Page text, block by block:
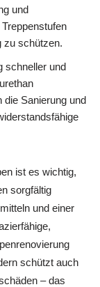
und
zu schützen.
schneller und
die Sanierung und
ist es wichtig,
sorgfältig
und einer
schützt auch
– das